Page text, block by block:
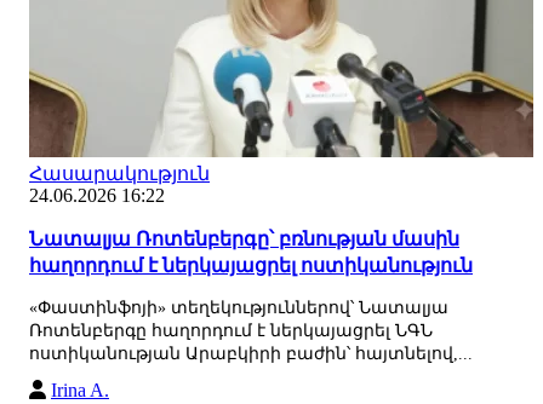
Հասարակություն
24.06.2026 16:22
Նատալյա Ռոտենբերգը՝ բռնության մասին
հաղորդում է ներկայացրել ոստիկանություն
«Փաստինֆոյի» տեղեկություններով՝ Նատալյա
Ռոտենբերգը հաղորդում է ներկայացրել ՆԳՆ
ոստիկանության Արաբկիրի բաժին՝ հայտնելով,...
Irina A.